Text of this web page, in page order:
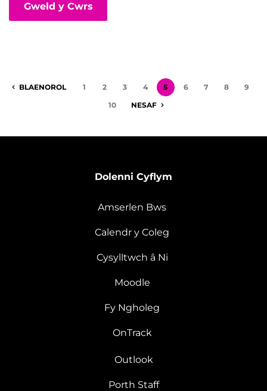
Gweld y Cwrs
BLAENOROL 1 2 3 4 5 6 7 8
9
10
NESAF
Dolenni Cyflym
Amserlen Bws
Calendr y Coleg
Cysylltwch â Ni
Moodle
Fy Ngholeg
OnTrack
Outlook
Porth Staff